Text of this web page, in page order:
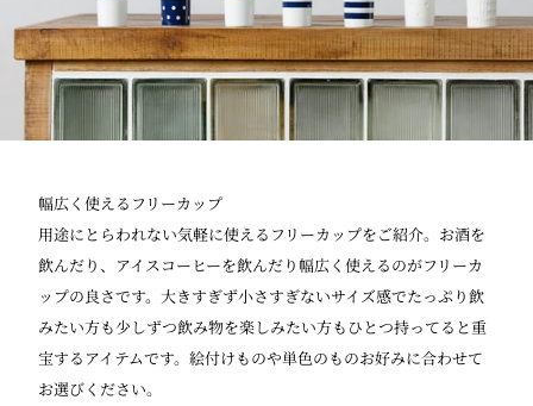
幅広く使えるフリーカップ
用途にとらわれない気軽に使えるフリーカップをご紹介。お酒を
飲んだり、アイスコーヒーを飲んだり幅広く使えるのがフリーカ
ップの良さです。大きすぎず小さすぎないサイズ感でたっぷり飲
みたい方も少しずつ飲み物を楽しみたい方もひとつ持ってると重
宝するアイテムです。絵付けものや単色のものお好みに合わせて
お選びください。